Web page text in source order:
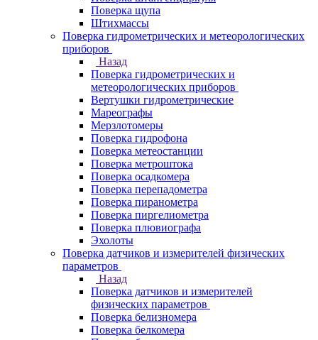
Поверка щупа
Штихмассы
Поверка гидрометрических и метеорологических
приборов
Назад
Поверка гидрометрических и
метеорологических приборов
Вертушки гидрометрические
Мареографы
Мерзлотомеры
Поверка гидрофона
Поверка метеостанции
Поверка метроштока
Поверка осадкомера
Поверка перепадометра
Поверка пиранометра
Поверка пиргелиометра
Поверка плювиографа
Эхолоты
Поверка датчиков и измерителей физических
параметров
Назад
Поверка датчиков и измерителей
физических параметров
Поверка белизномера
Поверка белкомера